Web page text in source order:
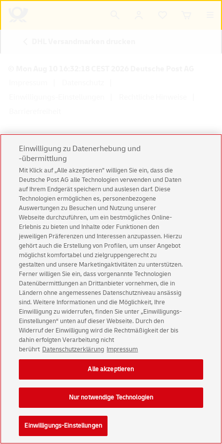
Konzern Karriere
Einwilligung zu Datenerhebung und
-übermittlung
Mit Klick auf „Alle akzeptieren” willigen Sie ein, dass die
Deutsche Post AG alle Technologien verwenden und Daten
auf Ihrem Endgerät speichern und auslesen darf. Diese
Technologien ermöglichen es, personenbezogene
Auswertungen zu Besuchen und Nutzung unserer
Webseite durchzuführen, um ein bestmögliches Online-
Erlebnis zu bieten und Inhalte oder Funktionen den
jeweiligen Präferenzen und Interessen anzupassen. Hierzu
gehört auch die Erstellung von Profilen, um unser Angebot
möglichst komfortabel und zielgruppengerecht zu
gestalten und unsere Marketingaktivitäten zu unterstützen.
Ferner willigen Sie ein, dass vorgenannte Technologien
Datenübermittlungen an Drittanbieter vornehmen, die in
Ländern ohne angemessenes Datenschutzniveau ansässig
sind. Weitere Informationen und die Möglichkeit, Ihre
Einwilligung zu widerrufen, finden Sie unter „Einwilligungs-
Einstellungen“ unten auf dieser Webseite. Durch den
Widerruf der Einwilligung wird die Rechtmäßigkeit der bis
dahin erfolgten Verarbeitung nicht
berührt Datenschutzerklärung Impressum
Einwilligungs-Einstellungen
Nur notwendige Technologien
Alle akzeptieren